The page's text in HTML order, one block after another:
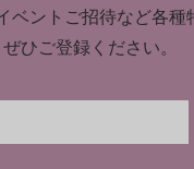
ベントご招待など各種
ぜひご登録ください。